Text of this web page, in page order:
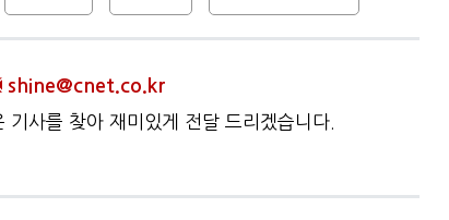
shine@cnet.co.kr
기사를 찾아 재미있게 전달 드리겠습니다.